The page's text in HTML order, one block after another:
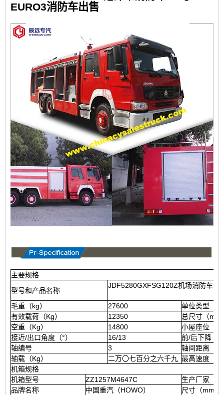
EURO3消防车出售
主要规格
型号和产品名称
JDF5280GXFSG120Z机场消防车
毛重（kg） 27600
单位类型
有效载荷（Kg）
12350
总尺寸（mm
空重（Kg）
14800
小屋座位
接近/出口角度（°）
16/13
前/后下降（
轴编号
3
轴间距离（
轴载（Kg）
二万〇七百分之六千九
最高速度（
机箱规格
机箱型号
ZZ1257M4647C
生产厂家
品牌名称
中国重汽（HOWO） 尺寸（mm）